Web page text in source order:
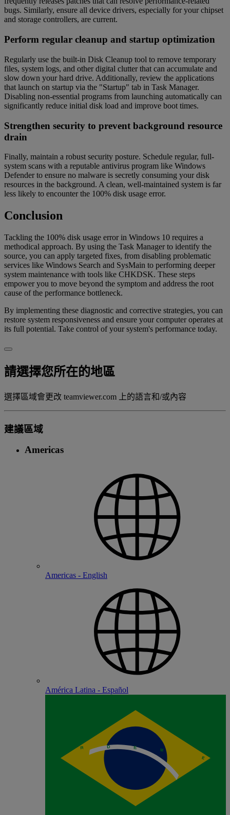
bugs. Similarly, ensure all device drivers, especially for your chipset
and storage controllers, are current.
Perform regular cleanup and startup optimization
Regularly use the built-in Disk Cleanup tool to remove temporary
files, system logs, and other digital clutter that can accumulate and
slow down your hard drive. Additionally, review the applications
that launch on startup via the "Startup" tab in Task Manager.
Disabling non-essential programs from launching automatically can
significantly reduce initial disk load and improve boot times.
Strengthen security to prevent background resource
drain
Finally, maintain a robust security posture. Schedule regular, full-
system scans with a reputable antivirus program like Windows
Defender to ensure no malware is secretly consuming your disk
resources in the background. A clean, well-maintained system is far
less likely to encounter the 100% disk usage error.
Conclusion
Tackling the 100% disk usage error in Windows 10 requires a
methodical approach. By using the Task Manager to identify the
source, you can apply targeted fixes, from disabling problematic
services like Windows Search and SysMain to performing deeper
system maintenance with tools like CHKDSK. These steps
empower you to move beyond the symptom and address the root
cause of the performance bottleneck.
By implementing these diagnostic and corrective strategies, you can
restore system responsiveness and ensure your computer operates at
its full potential. Take control of your system's performance today.
請選擇您所在的地區
選擇區域會更改 teamviewer.com 上的語言和/或內容
建議區域
Americas
Americas - English
América Latina - Español